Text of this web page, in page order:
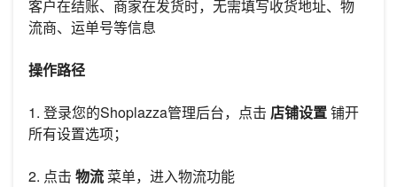
客户在结账、商家在发货时，无需填写收货地址、物
流商、运单号等信息
操作路径
1. 登录您的Shoplazza管理后台，点击 店铺设置铺开
所有设置选项；
2. 点击 物流 菜单，进入物流功能